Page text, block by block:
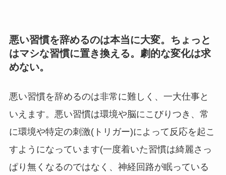
悪い習慣を辞めるのは本当に大変。ちょっと
はマシな習慣に置き換える。劇的な変化は求
めない。
悪い習慣を辞めるのは非常に難しく、一大仕事と
いえます。悪い習慣は環境や脳にこびりつき、常
に環境や特定の刺激(トリガー)によって反応を起こ
すようになっています(一度着いた習慣は綺麗さっ
ぱり無くなるのではなく、神経回路が眠っている